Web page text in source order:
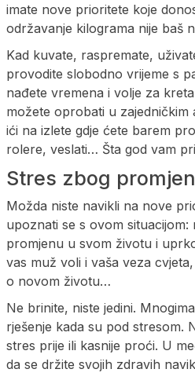
imate nove prioritete koje
održavanje kilograma nije baš
Kad kuvate, raspremate,
provodite slobodno vrijeme s
nađete vremena i volje za
možete oprobati u zajedničkim
ići na izlete gdje ćete barem
rolere, veslati… Šta god vam
Stres zbog
Možda niste navikli na nove
upoznati se s ovom situacijom:
promjenu u svom životu i
vas muž voli i vaša veza
o novom životu…
Ne brinite, niste jedini.
rješenje kada su pod stresom.
stres prije ili kasnije proći. U
da se držite svojih zdravih